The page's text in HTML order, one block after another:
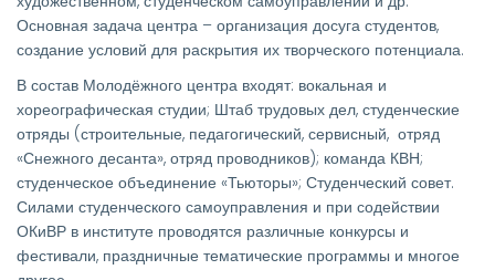
Основная задача центра – организация досуга студентов,
создание условий для раскрытия их творческого потенциала.
В состав Молодёжного центра входят: вокальная и
хореографическая студии; Штаб трудовых дел, студенческие
отряды (строительные, педагогический, сервисный, отряд
«Снежного десанта», отряд проводников); команда КВН;
студенческое объединение «Тьюторы»; Студенческий совет.
Силами студенческого самоуправления и при содействии
ОКиВР в институте проводятся различные конкурсы и
фестивали, праздничные тематические программы и многое